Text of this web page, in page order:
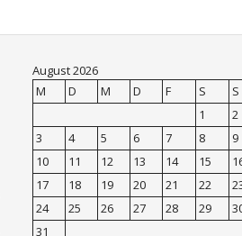
August 2026
M
D M D F S
S
1
2
3
4 5 6 7 8
9
10
11 12 13 14 15
17
18 19 20 21 22
24
25 26 27 28 29
31